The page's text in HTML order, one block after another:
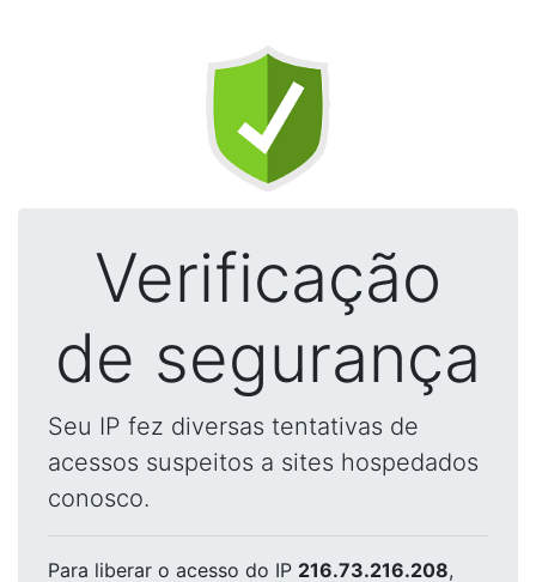
Verificação
de segurança
Seu IP fez diversas tentativas de
acessos suspeitos a sites hospedados
conosco.
Para liberar o acesso do IP 216.73.216.208,